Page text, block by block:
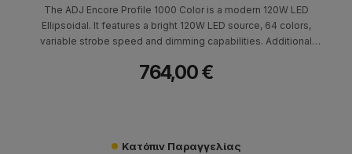
The ADJ Encore Profile 1000 Color is a modern 120W LED
Ellipsoidal. It features a bright 120W LED source, 64 colors,
variable strobe speed and dimming capabilities. Additional
pin DMX protocol. This fixture stays cool and consumes 120W of
764,00 €
Κατόπιν Παραγγελίας